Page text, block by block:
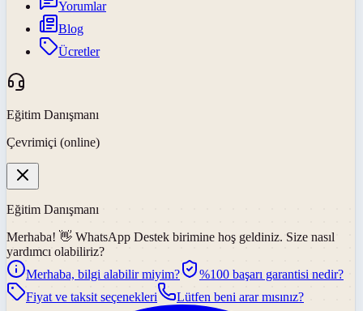
Yorumlar
Blog
Ücretler
Eğitim Danışmanı
Çevrimiçi (online)
Eğitim Danışmanı
Merhaba! 👋 WhatsApp Destek birimine hoş geldiniz. Size nasıl
yardımcı olabiliriz?
Merhaba, bilgi alabilir miyim?
%100 başarı garantisi nedir?
Fiyat ve taksit seçenekleri
Lütfen beni arar mısınız?